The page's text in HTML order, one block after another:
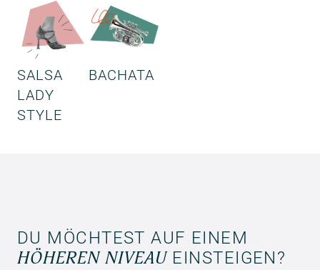
SALSA
LADY
STYLE
BACHATA
DU MÖCHTEST AUF EINEM
HÖHEREN NIVEAUEINSTEIGEN?